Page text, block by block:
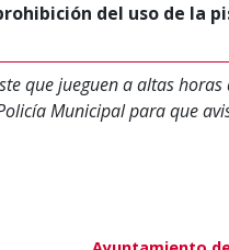
del uso de la
que jueguen a altas
Municipal para que